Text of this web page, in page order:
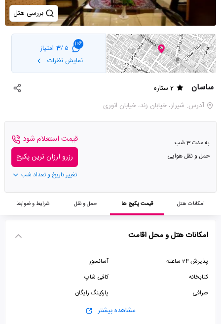
بررسی هتل
106
5 /
3 امتیاز
نمایش نظرات
ساسان
2 ستاره
آدرس: شیراز، خیابان زند، خیابان انوری
به مدت 3 شب
حمل و نقل هوایی
قیمت استعلام شود
رزرو ارزان ترین پکیج
تغییر تاریخ و تعداد شب
امکانات هتل قیمت پکیج ها حمل و نقل شرایط و ضوابط
امکانات هتل و محل اقامت
پذیرش 24 ساعته
آسانسور
کتابخانه
کافی شاپ
صرافی
پارکینگ رایگان
سرویس ایرانیمشاهده بیشتر